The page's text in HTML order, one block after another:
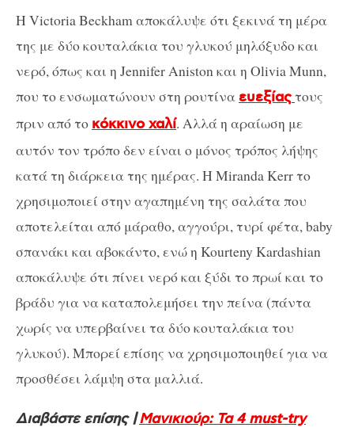
Η Victoria Beckham αποκάλυψε ότι ξεκινά τη μέρα
της με δύο κουταλάκια του γλυκού μηλόξυδο και
νερό, όπως και η Jennifer Aniston και η Olivia Munn,
που το ενσωματώνουν στη ρουτίνα ευεξίαςτους
πριν από το κόκκινο χαλί. Αλλά η αραίωση με
αυτόν τον τρόπο δεν είναι ο μόνος τρόπος λήψης
κατά τη διάρκεια της ημέρας. Η Miranda Kerr το
χρησιμοποιεί στην αγαπημένη της σαλάτα που
αποτελείται από μάραθο, αγγούρι, τυρί φέτα, baby
σπανάκι και αβοκάντο, ενώ η Kourteny Kardashian
αποκάλυψε ότι πίνει νερό και ξύδι το πρωί και το
βράδυ για να καταπολεμήσει την πείνα (πάντα
χωρίς να υπερβαίνει τα δύο κουταλάκια του
γλυκού). Mπορεί επίσης να χρησιμοποιηθεί για να
προσθέσει λάμψη στα μαλλιά.
Διαβάστε επίσης |Μανικιούρ: Τα 4 must-try